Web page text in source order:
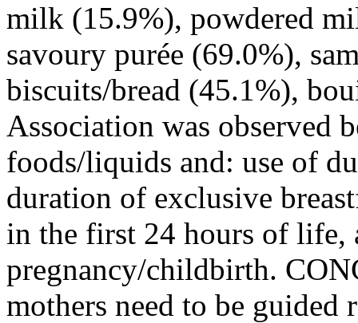
milk (15.9%), powdered
savoury purée (69.0%),
biscuits/bread (45.1%),
Association was observed
foods/liquids and: use of
duration of exclusive
in the first 24 hours of life,
pregnancy/childbirth.
mothers need to be